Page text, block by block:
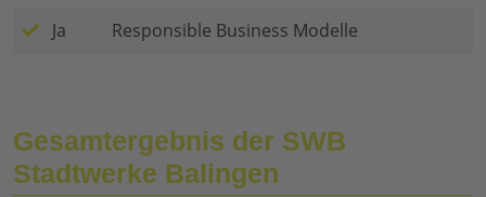
Ja
Responsible Business Modelle
Gesamtergebnis der SWB
Stadtwerke Balingen